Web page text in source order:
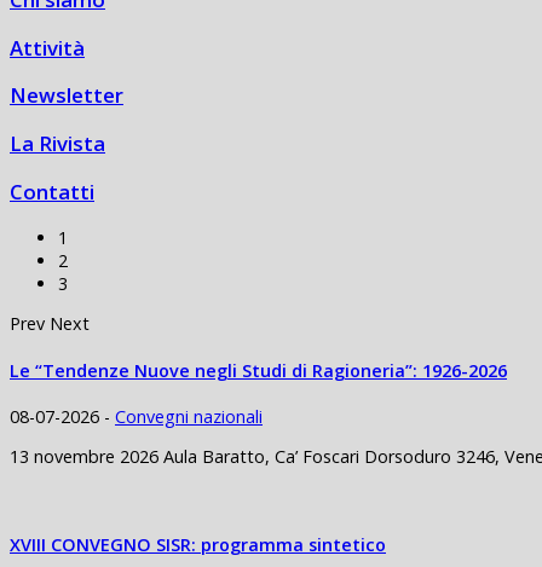
Attività
Newsletter
La Rivista
Contatti
1
2
3
Prev Next
Le “Tendenze Nuove negli Studi di Ragioneria”: 1926-2026
08-07-2026 - Convegni nazionali
13 novembre 2026 Aula Baratto, Ca’ Foscari Dorsoduro 3246,
XVIII CONVEGNO SISR: programma sintetico